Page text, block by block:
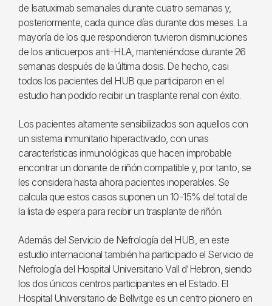
de Isatuximab semanales durante cuatro semanas y,
posteriormente, cada quince días durante dos meses. La
mayoría de los que respondieron tuvieron disminuciones
de los anticuerpos anti-HLA, manteniéndose durante 26
semanas después de la última dosis. De hecho, casi
todos los pacientes del HUB que participaron en el
estudio han podido recibir un trasplante renal con éxito.
Los pacientes altamente sensibilizados son aquellos con
un sistema inmunitario hiperactivado, con unas
características inmunológicas que hacen improbable
encontrar un donante de riñón compatible y, por tanto, se
les considera hasta ahora pacientes inoperables. Se
calcula que estos casos suponen un 10-15% del total de
la lista de espera para recibir un trasplante de riñón.
Además del Servicio de Nefrología del HUB, en este
estudio internacional también ha participado el Servicio de
Nefrología del Hospital Universitario Vall d'Hebron, siendo
los dos únicos centros participantes en el Estado. El
Hospital Universitario de Bellvitge es un centro pionero en